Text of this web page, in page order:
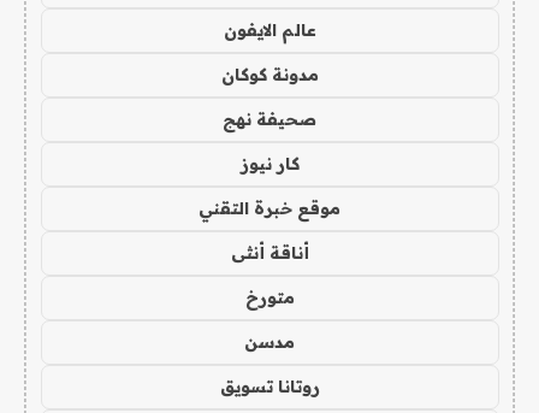
عالم الايفون
مدونة كوكان
صحيفة نهج
كار نيوز
موقع خبرة التقني
أناقة أنثى
متورخ
مدسن
روتانا تسويق